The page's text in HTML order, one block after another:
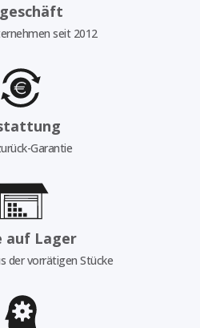
seit 2012
Garantie
auf Lager
der vorrätigen Stücke